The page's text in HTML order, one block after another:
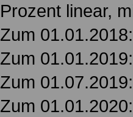
Prozent linear,
Zum
Zum
Zum
Zum